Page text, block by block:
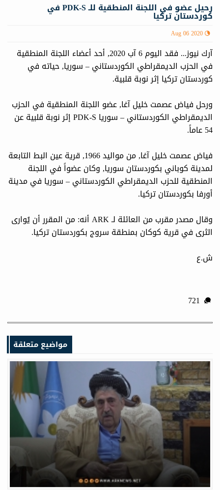
رحيل عضو في اللجنة المنطقية للـ PDK-S في
كوردستان تركیا
Aug 06 2020
آرك نيوز... فقد اليوم 6 آب 2020, أحد أعضاء اللجنة المنطقية
في الحزب الديمقراطي الكوردستاني – سوريا, حياته في
كوردستان تركيا إثر نوبة قلبية.
ورحل فياض عصمت خليل آغا, عضو اللجنة المنطقية في الحزب
الديمقراطي الكوردستاني – سوريا PDK-S إثر نوبة قلبية عن
54 عاماً.
فياض عصمت خليل آغا, من مواليد 1966, قرية عين البط التابعة
لمدينة كوباني بكوردستان سوريا, وكان عضواً في اللجنة
المنطقية للحزب الديمقراطي الكوردستاني – سوريا في مدینة
أورفا بكوردستان تركيا.
وقال مصدر مقرب من العائلة لـ ARK أنه: من المقرر أن يُوارى
الثرى في قرية كوكان بمنطقة سروج بكوردستان تركيا.
ش.ع
مواضيع متعلقة